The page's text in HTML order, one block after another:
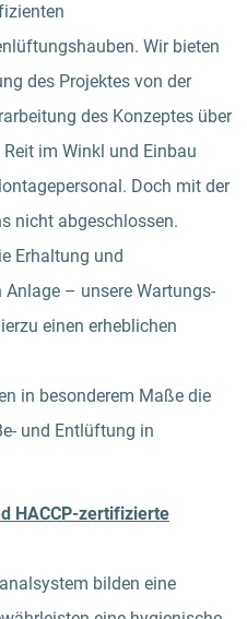
Wir bieten
des Projektes von der
des Konzeptes über
im Winkl und Einbau
Doch mit der
nicht abgeschlossen.
Erhaltung und
– unsere Wartungs-
einen erheblichen
in besonderem Maße die
und Entlüftung in
HACCP-zertifizierte
bilden eine